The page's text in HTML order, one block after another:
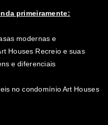
primeiramente:
modernas e
Houses Recreio e suas
e diferenciais
no condomínio Art Houses